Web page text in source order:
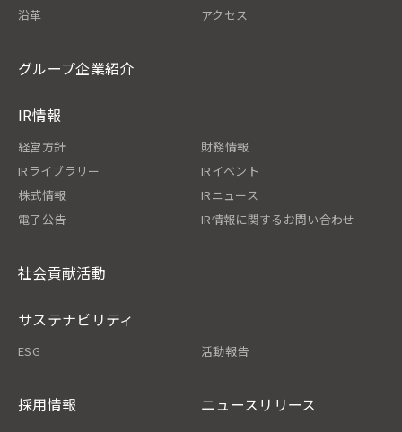
沿革
アクセス
グループ企業紹介
IR情報
経営方針
財務情報
IRライブラリー
IRイベント
株式情報
IRニュース
電子公告
IR情報に関するお問い合わせ
社会貢献活動
サステナビリティ
ESG 活動報告
採用情報 ニュースリリース